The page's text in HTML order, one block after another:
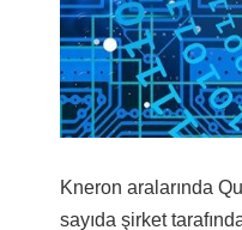
Kneron aralarında
sayıda şirket